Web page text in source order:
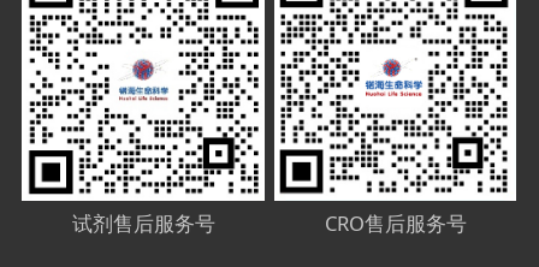
试剂售后服务号 CRO售后服务号